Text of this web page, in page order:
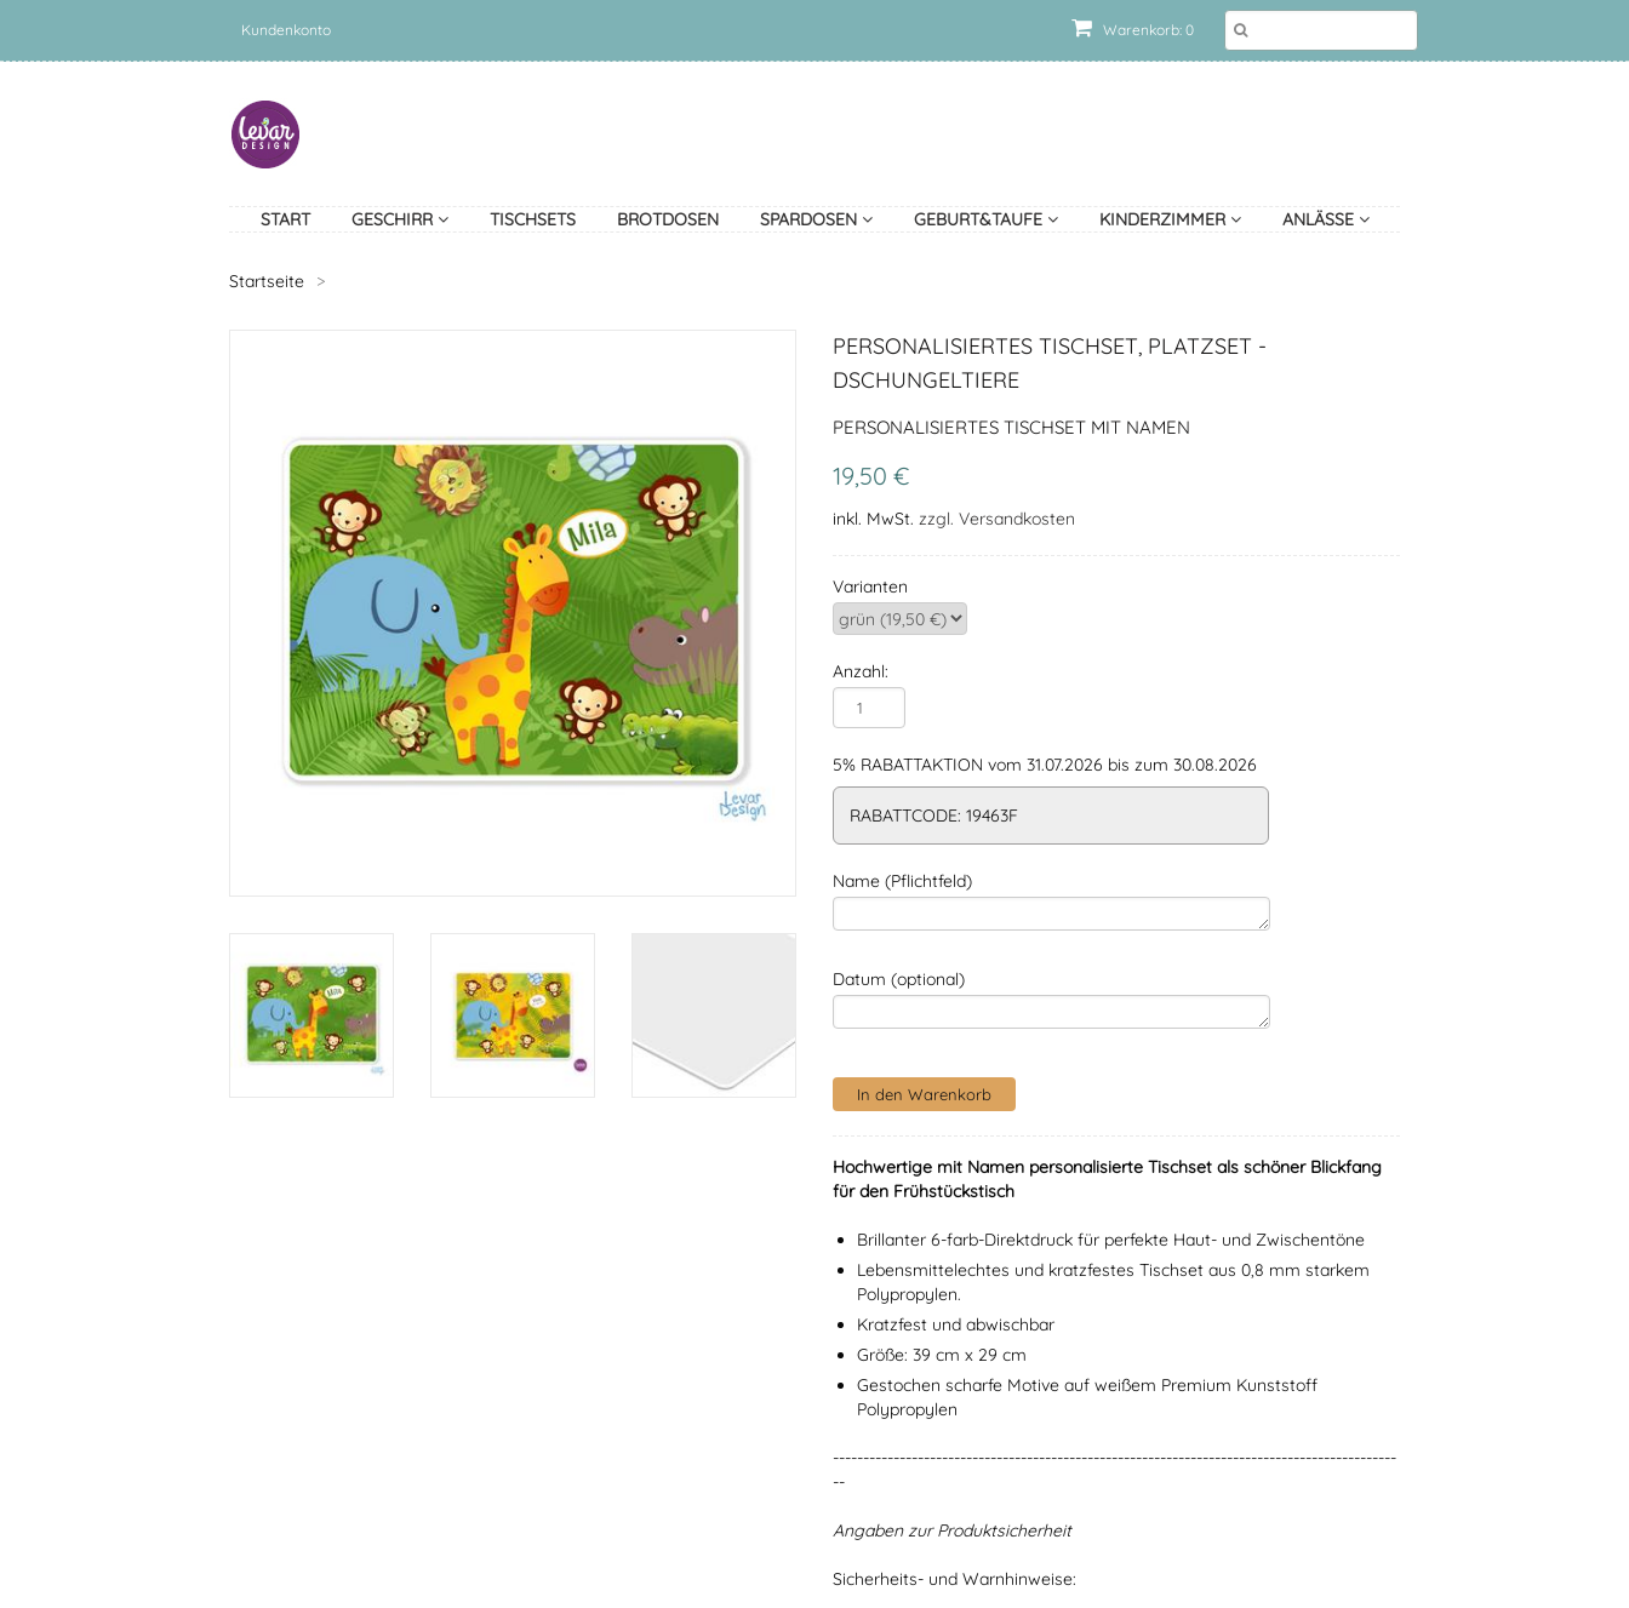
Warenkorb: 0
Kundenkonto
START GESCHIRR TISCHSETS BROTDOSEN SPARDOSEN GEBURT&TAUFE KINDERZIMMER ANLÄSSE
Startseite >
PERSONALISIERTES TISCHSET, PLATZSET -
DSCHUNGELTIERE
PERSONALISIERTES TISCHSET MIT NAMEN
19,50 €
inkl. MwSt. zzgl. Versandkosten
Varianten
Anzahl:
5% RABATTAKTION vom 31.07.2026 bis zum 30.08.2026
RABATTCODE: 19463F
Name (Pflichtfeld)
Datum (optional)
Hochwertige mit Namen personalisierte Tischset als schöner Blickfang
für den Frühstückstisch
Brillanter 6-farb-Direktdruck für perfekte Haut- und Zwischentöne
Lebensmittelechtes und kratzfestes Tischset aus 0,8 mm starkem
Polypropylen.
Kratzfest und abwischbar
Größe: 39 cm x 29 cm
Gestochen scharfe Motive auf weißem Premium Kunststoff
Polypropylen
---------------------------------------------------------------------------------------------
--
Angaben zur Produktsicherheit
Sicherheits- und Warnhinweise: